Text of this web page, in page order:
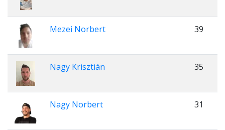
Mezei Norbert 39
Nagy Krisztián 35
Nagy Norbert 31